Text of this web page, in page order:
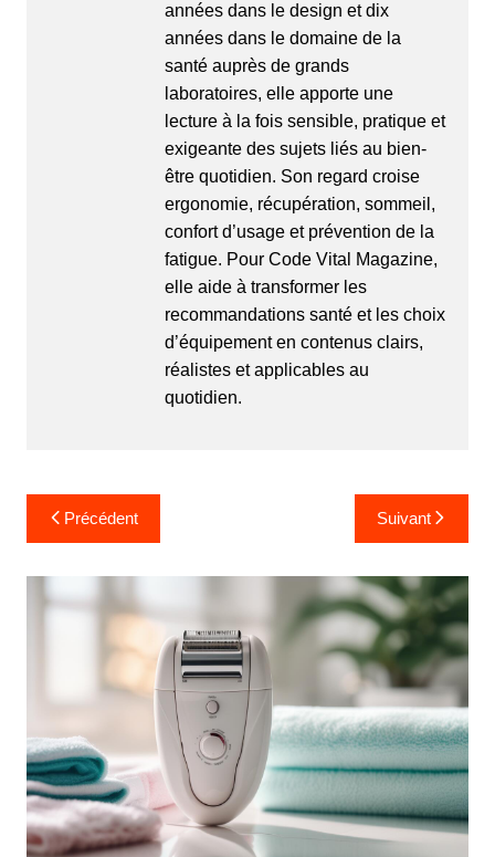
années dans le design et dix
années dans le domaine de la
santé auprès de grands
laboratoires, elle apporte une
lecture à la fois sensible, pratique et
exigeante des sujets liés au bien-
être quotidien. Son regard croise
ergonomie, récupération, sommeil,
confort d’usage et prévention de la
fatigue. Pour Code Vital Magazine,
elle aide à transformer les
recommandations santé et les choix
d’équipement en contenus clairs,
réalistes et applicables au
quotidien.
Navigation
de
l’article
Précédent Suivant